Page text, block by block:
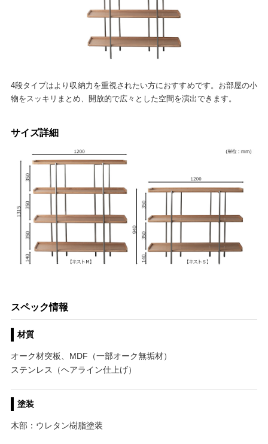
4段タイプはより収納力を重視されたい方におすすめです。お部屋の小
物をスッキリまとめ、開放的で広々とした空間を演出できます。
サイズ詳細
スペック情報
材質
オーク材突板、MDF（一部オーク無垢材）
ステンレス（ヘアライン仕上げ）
塗装
木部：ウレタン樹脂塗装